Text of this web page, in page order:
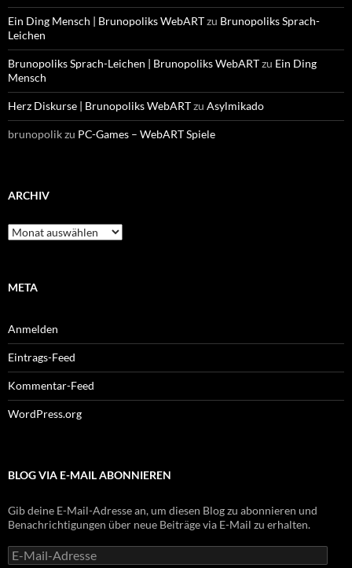
Ein Ding Mensch | Brunopoliks WebARTzu Brunopoliks Sprach-
Leichen
Brunopoliks Sprach-Leichen | Brunopoliks WebARTzu Ein Ding
Mensch
Herz Diskurse | Brunopoliks WebARTzu Asylmikado
brunopolikzu PC-Games – WebART Spiele
ARCHIV
Archiv
META
Anmelden
Eintrags-Feed
Kommentar-Feed
WordPress.org
BLOG VIA E-MAIL ABONNIEREN
Gib deine E-Mail-Adresse an, um diesen Blog zu abonnieren und
Benachrichtigungen über neue Beiträge via E-Mail zu erhalten.
E-